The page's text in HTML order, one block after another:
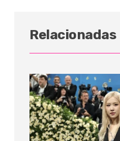
Relacionadas